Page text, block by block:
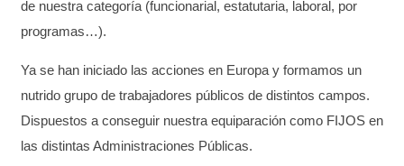
de nuestra categoría (funcionarial, estatutaria, laboral, por
programas…).
Ya se han iniciado las acciones en Europa y formamos un
nutridogrupo de trabajadores públicos de distintos campos.
Dispuestos a conseguir nuestra equiparacióncomo FIJOS en
las distintas Administraciones Públicas.